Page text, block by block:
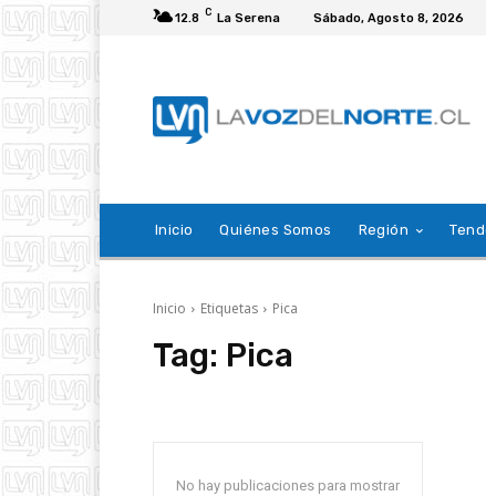
12.8 C La Serena Sábado, Agosto 8, 2026
Inicio Quiénes Somos Región
Inicio Etiquetas Pica
Tag: Pica
No hay publicaciones para mostrar